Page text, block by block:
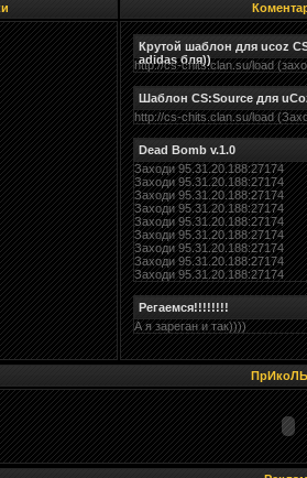
Крутой шаблон для ucoz
adidas бля))
http://cs-chits.clan.su/load
Шаблон CS:Source для
http://cs-chits.clan.su/load
Dead Bomb v.1.0
Заходи 95.31.20.188:27174
Заходи 95.31.20.188:27174
Заходи 95.31.20.188:27174
Заходи 95.31.20.188:27174
Заходи 95.31.20.188:27174
Заходи 95.31.20.188:27174
Заходи 95.31.20.188:27174
Заходи 95.31.20.188:27174
Заходи 95.31.20.188:27174
Регаемся!!!!!!!!
А я зареган и так))))